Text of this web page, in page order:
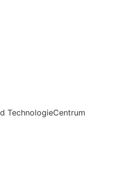
TechnologieCentrum